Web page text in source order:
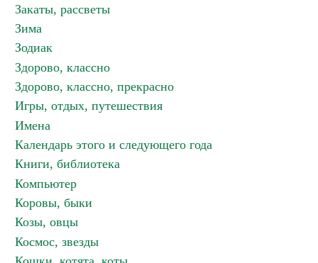
Закаты, рассветы
Зима
Зодиак
Здорово, классно
Здорово, классно, прекрасно
Игры, отдых, путешествия
Имена
Календарь этого и следующего года
Книги, библиотека
Компьютер
Коровы, быки
Козы, овцы
Космос, звезды